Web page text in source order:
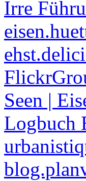
Irre
Seen |
Logbuch